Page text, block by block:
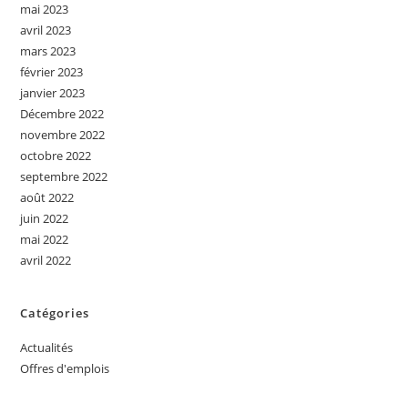
mai 2023
avril 2023
mars 2023
février 2023
janvier 2023
Décembre 2022
novembre 2022
octobre 2022
septembre 2022
août 2022
juin 2022
mai 2022
avril 2022
Catégories
Actualités
Offres d'emplois